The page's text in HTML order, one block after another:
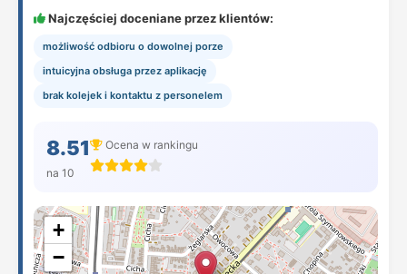
Najczęściej doceniane przez klientów:
możliwość odbioru o dowolnej porze
intuicyjna obsługa przez aplikację
brak kolejek i kontaktu z personelem
8.51
na 10
Ocena w rankingu
+
−